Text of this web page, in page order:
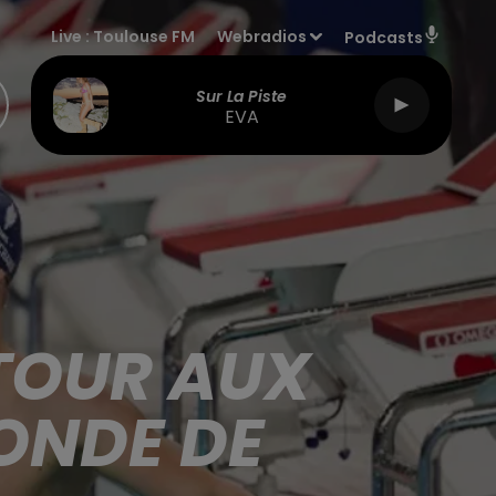
Live :Toulouse FM Webradios Podcasts
Sur La Piste
EVA
AUX
DE